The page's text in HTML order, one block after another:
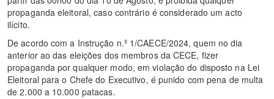
propaganda eleitoral, caso contrário é considerado um acto
ilícito.
De acordo com a Instrução n.º 1/CAECE/2024, quem no dia
anterior ao das eleições dos membros da CECE, fizer
propaganda por qualquer modo, em violação do disposto na Lei
Eleitoral para o Chefe do Executivo, é punido com pena de multa
de 2.000 a 10.000 patacas.